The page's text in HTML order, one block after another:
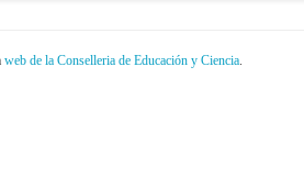
Programacion de bicicletas
web de la Conselleria de Educación y Ciencia.